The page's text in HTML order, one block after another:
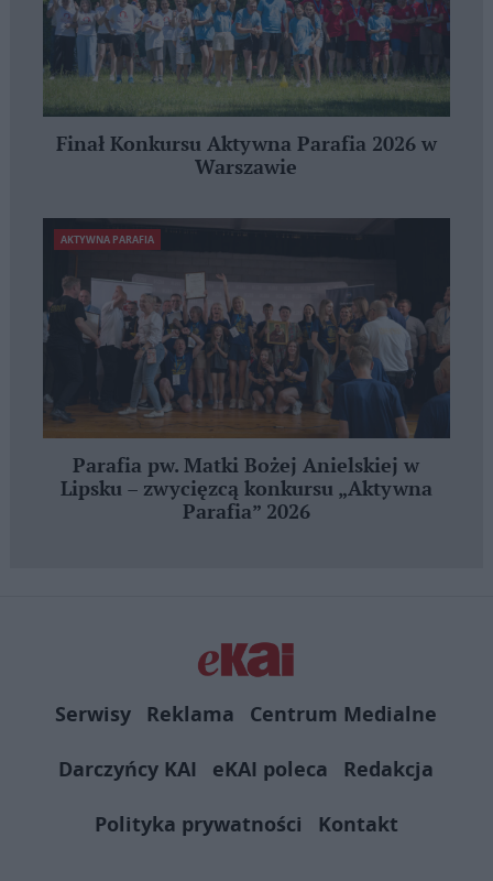
Finał Konkursu Aktywna Parafia 2026 w
Warszawie
AKTYWNA PARAFIA
Parafia pw. Matki Bożej Anielskiej w
Lipsku – zwycięzcą konkursu „Aktywna
Parafia” 2026
Serwisy Reklama
Centrum Medialne
Darczyńcy KAI
eKAI poleca
Redakcja
Polityka prywatności
Kontakt